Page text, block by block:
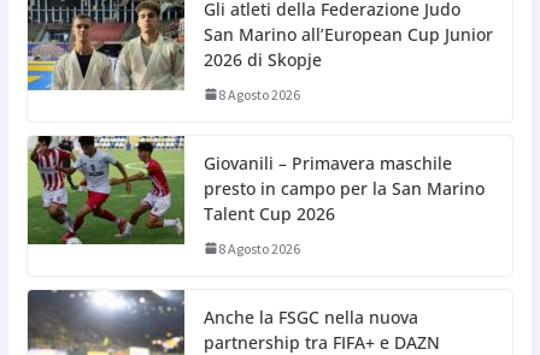
Gli atleti della Federazione Judo
San Marino all’European Cup Junior
2026 di Skopje
8 Agosto 2026
Giovanili – Primavera maschile
presto in campo per la San Marino
Talent Cup 2026
8 Agosto 2026
Anche la FSGC nella nuova
partnership tra FIFA+ e DAZN